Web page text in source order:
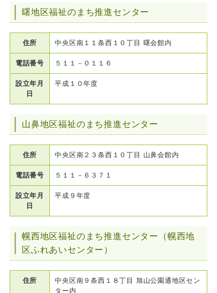
曙地区福祉のまち推進センター
住所 中央区南１１条西１０丁目 曙会館内
電話番号 ５１１－０１１６
設立年月
日
平成１０年度
山鼻地区福祉のまち推進センター
住所 中央区南２３条西１０丁目 山鼻会館内
電話番号 ５１１－６３７１
設立年月
日
平成９年度
幌西地区福祉のまち推進センター（幌西地
区ふれあいセンター）
住所
中央区南９条西１８丁目 旭山公園通地区セン
ター内